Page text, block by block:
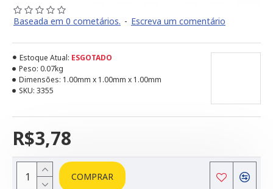
Baseada em 0 cometários. - Escreva um comentário
R$3,78
Estoque Atual: ESGOTADO
Peso: 0.07kg
Dimensões: 1.00mm x 1.00mm x 1.00mm
SKU: 3355
COMPRAR